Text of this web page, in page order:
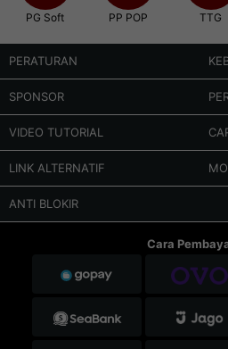
PG Soft PP POP TTG
PERATURAN
SPONSOR
VIDEO TUTORIAL
LINK ALTERNATIF
ANTI BLOKIR
Cara